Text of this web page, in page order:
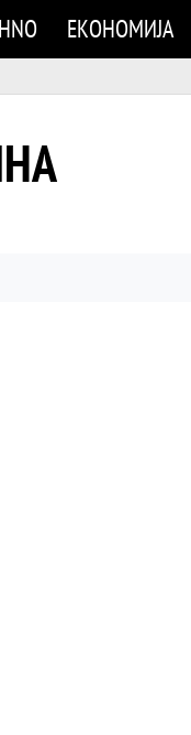
ЕКОНОМИЈА